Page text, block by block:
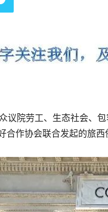
议院劳工、生态社会、
合作协会联合发起的旅